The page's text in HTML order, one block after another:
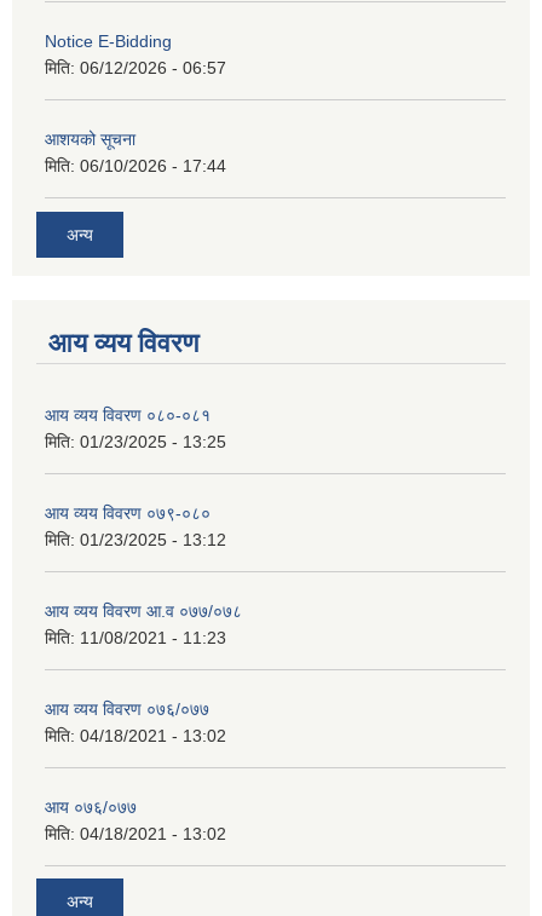
Notice E-Bidding
मिति: 06/12/2026 - 06:57
आशयको सूचना
मिति: 06/10/2026 - 17:44
अन्य
आय व्यय विवरण
आय व्यय विवरण ०८०-०८१
मिति: 01/23/2025 - 13:25
आय व्यय विवरण ०७९-०८०
मिति: 01/23/2025 - 13:12
आय व्यय विवरण आ.व ०७७/०७८
मिति: 11/08/2021 - 11:23
आय व्यय विवरण ०७६/०७७
मिति: 04/18/2021 - 13:02
आय ०७६/०७७
मिति: 04/18/2021 - 13:02
अन्य